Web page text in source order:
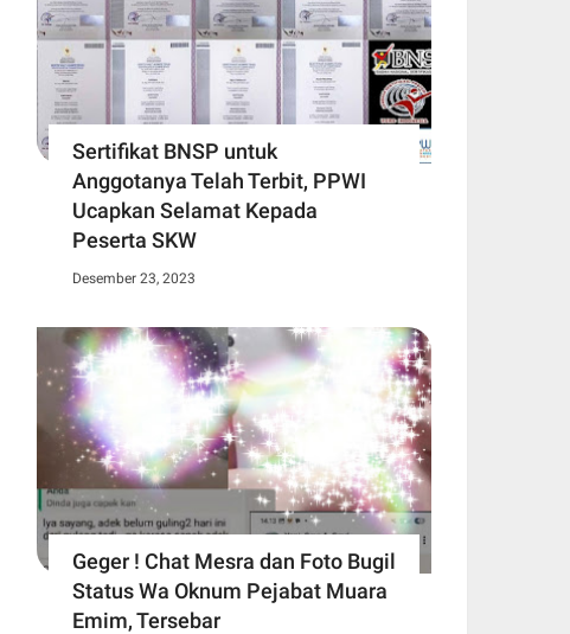
Sertifikat BNSP untuk
Anggotanya Telah Terbit, PPWI
Ucapkan Selamat Kepada
Peserta SKW
Desember 23, 2023
Geger ! Chat Mesra dan Foto Bugil
Status Wa Oknum Pejabat Muara
Emim, Tersebar